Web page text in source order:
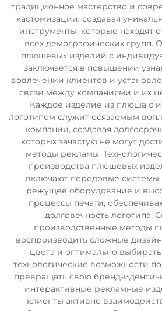
традиционное мастерство и
кастомизации, создавая
инструменты, которые находят
всех демографических групп.
плюшевых изделий с
заключается в повышении
вовлечении клиентов и
связи между компаниями и их
Каждое изделие из плюша с
логотипом служит осязаемым
компании, создавая
которых зачастую не могут
методы рекламы.
производства плюшевых
включают передовые
режущее оборудование и
процессы печати,
долговечность логотипа.
производственные методы
воспроизводить сложные
цвета и оптимально
технологические возможности
превращать свою бренд-
интерактивные рекламные
клиенты активно